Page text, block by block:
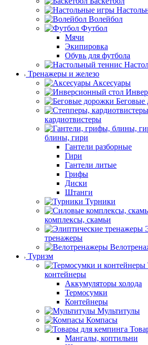
Волейбол
Футбол
Мячи
Экипировка
Обувь для футбола
Тренажеры и железо
Аксесуары
Беговые
кардиотвистеры
блины, гири
Гантели разборные
Гири
Гантели литые
Грифы
Диски
Штанги
Турники
комплексы, скамьи
тренажеры
Туризм
контейнеры
Аккумуляторы холода
Термосумки
Контейнеры
Мультитулы
Компасы
Мангалы, коптильни